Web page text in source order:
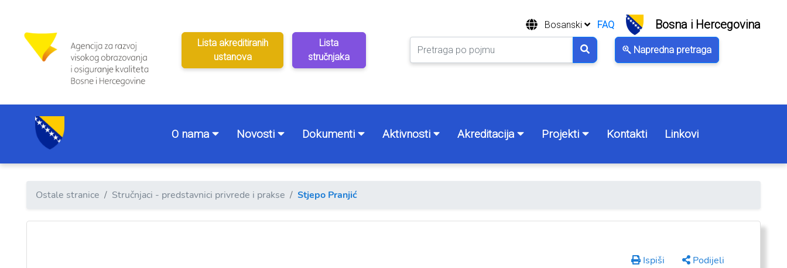
Lista akreditiranih
ustanova
Lista
stručnjaka
Napredna pretraga
Bosanski FAQ Bosna i Hercegovina
O nama Novosti Dokumenti Aktivnosti Akreditacija Projekti Kontakti Linkovi
Ostale stranice Stručnjaci - predstavnici privrede i prakse Stjepo Pranjić
Ispiši Podijeli